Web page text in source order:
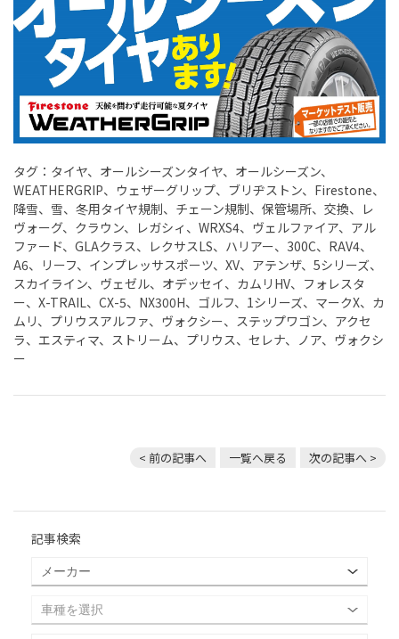
タグ：タイヤ、オールシーズンタイヤ、オールシーズン、
WEATHERGRIP、ウェザーグリップ、ブリヂストン、 Firestone、
降雪、雪、冬用タイヤ規制、チェーン規制、保管場所、交換、レ
ヴォーグ、クラウン、レガシィ、 WRXS4、ヴェルファイア、アル
ファード、 GLAクラス、レクサスLS、ハリアー、 300C、 RAV4、
A6、リーフ、インプレッサスポーツ、 XV、アテンザ、 5シリーズ、
スカイライン、ヴェゼル、オデッセイ、カムリ HV、フォレスタ
ー、 X-TRAIL、 CX-5、 NX300H、ゴルフ、 1シリーズ、マークX、カ
ムリ、プリウスアルファ、ヴォクシー、ステップワゴン、アクセ
ラ、エスティマ、ストリーム、プリウス、セレナ、ノア、ヴォクシ
ー
< 前の記事へ 一覧へ戻る 次の記事へ >
記事検索